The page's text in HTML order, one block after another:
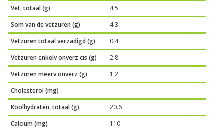
Vet, totaal (g)
4.5
Som van de vetzuren (g)
4.3
Vetzuren totaal verzadigd (g)
0.4
Vetzuren enkelv onverz cis (g)
2.8
Vetzuren meerv onverz (g)
1.2
Cholesterol (mg)
Koolhydraten, totaal (g)
20.6
Calcium (mg)
110